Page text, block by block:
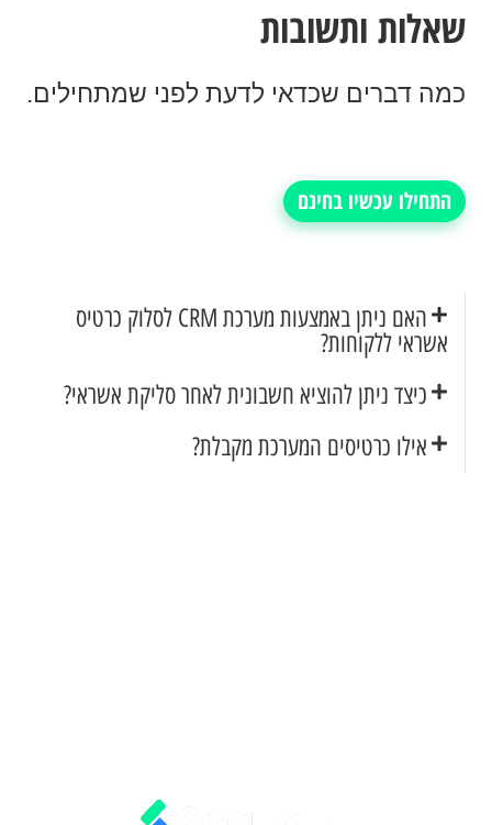
שאלות ותשובות
כמה דברים שכדאי לדעת לפני שמתחילים.
התחילו עכשיו בחינם
האם ניתן באמצעות מערכת CRM לסלוק כרטיס
אשראי ללקוחות?
כיצד ניתן להוציא חשבונית לאחר סליקת אשראי?
אילו כרטיסים המערכת מקבלת?